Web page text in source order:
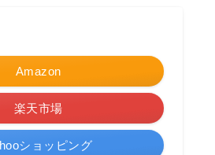
Amazon
楽天市場
ショッピング